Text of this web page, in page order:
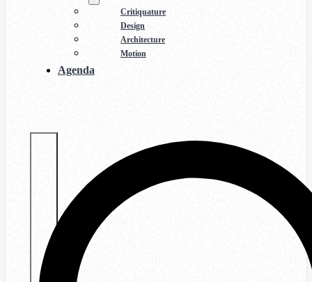
Critiquature
Design
Architecture
Motion
Agenda